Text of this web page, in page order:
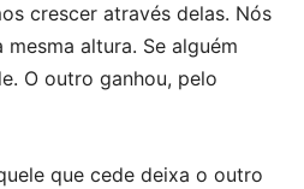
crescer através delas. Nós
altura. Se alguém
O outro ganhou, pelo
que cede deixa o outro